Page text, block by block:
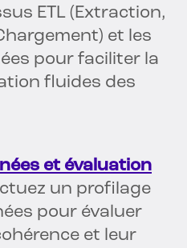
ETL (Extraction,
et les
pour faciliter la
fluides des
et évaluation
un profilage
pour évaluer
et leur